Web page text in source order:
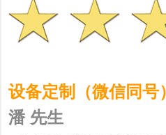
设备定制（微信同号
潘 先生